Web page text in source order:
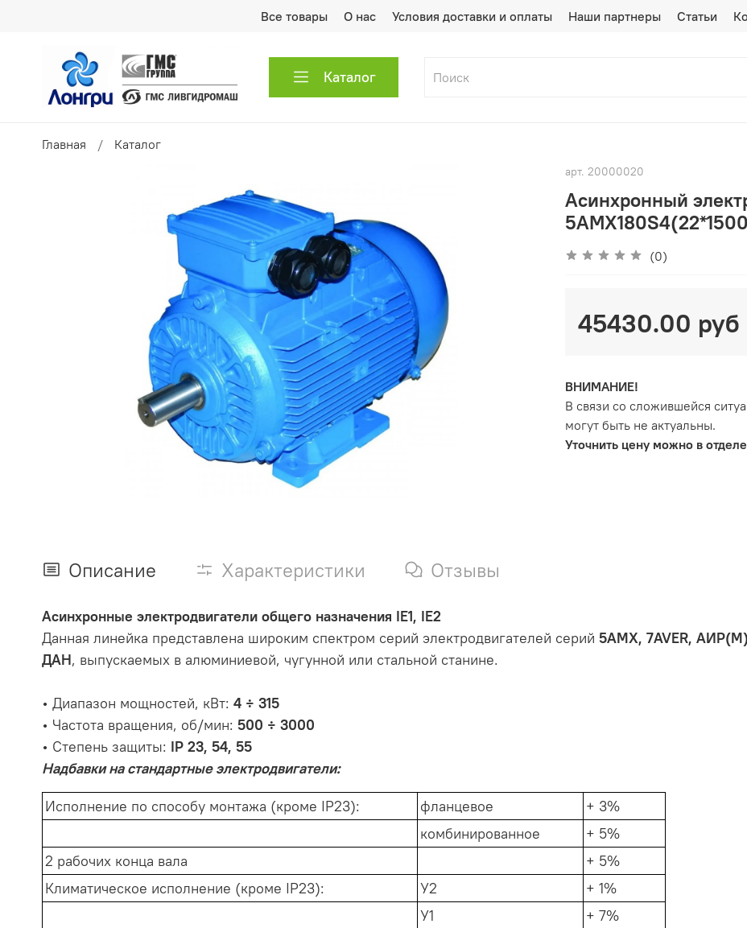
Все товары О нас Условия доставки и оплаты Наши партнеры Статьи
Каталог
Главная Каталог
арт. 20000020
Асинхронный
(0)
45430.00 руб
ВНИМАНИЕ!
В связи со сложившейся
могут быть не актуальны.
Уточнить цену можно в
Описание Характеристики Отзывы
Асинхронные электродвигатели общего назначения IE1, IE2
Данная линейка представлена широким спектром серий электродвигателей серий 5АМХ, 7AVER,
ДАН, выпускаемых в алюминиевой, чугунной или стальной станине.
• Диапазон мощностей, кВт: 4 ÷ 315
• Частота вращения, об/мин: 500 ÷ 3000
• Степень защиты: IP 23, 54, 55
Надбавки на стандартные электродвигатели:
Исполнение по способу монтажа (кроме IP23): фланцевое
+ 3%
комбинированное
+ 5%
2 рабочих конца вала
+ 5%
Климатическое исполнение (кроме IP23):
У2
+ 1%
У1
+ 7%